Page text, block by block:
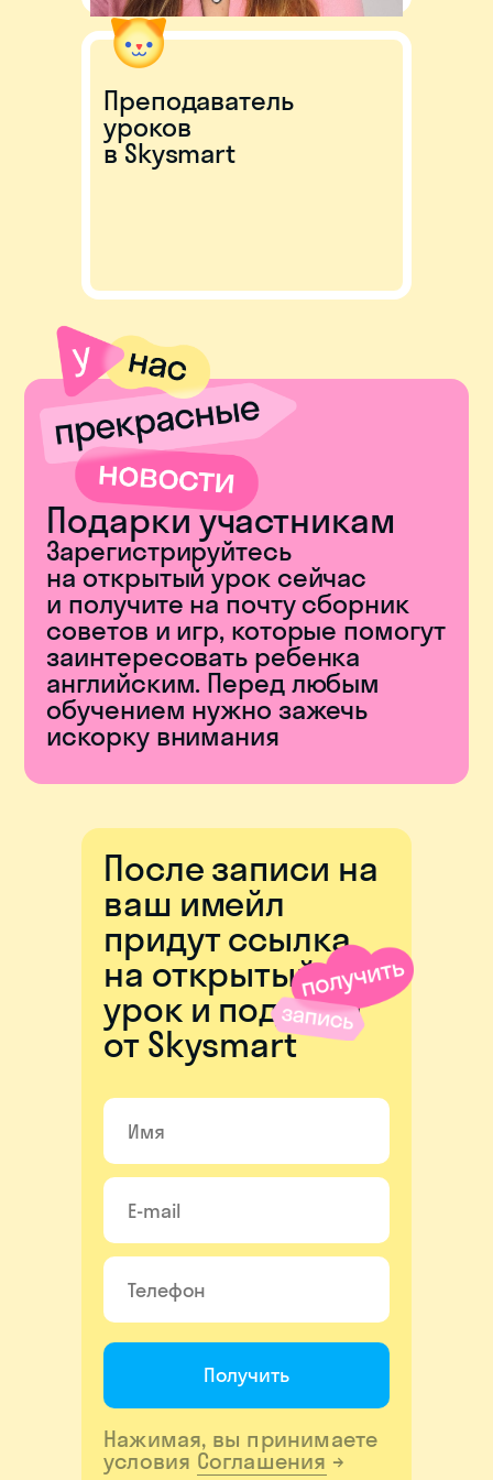
Преподаватель
уроков
в Skysmart
Подарки участникам
Зарегистрируйтесь
на открытый урок сейчас
и получите на почту сборник
советов и игр, которые помогут
заинтересовать ребенка
английским. Перед любым
обучением нужно зажечь
искорку внимания
После записи на
ваш имейл
придут ссылка
на открытый
урок и подарки
от Skysmart
Получить
Нажимая, вы принимаете
условия Соглашения →